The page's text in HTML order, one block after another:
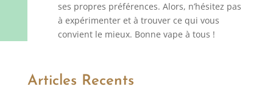
ses propres préférences. Alors, n’hésitez pas
à expérimenter et à trouver ce qui vous
convient le mieux. Bonne vape à tous !
Articles Recents